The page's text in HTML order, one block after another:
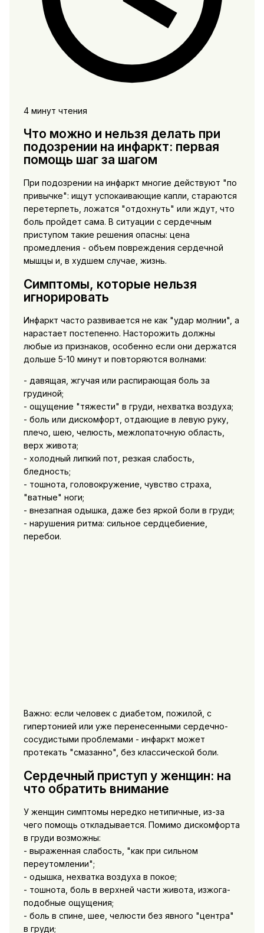
4 минут чтения
Что можно и нельзя делать при
подозрении на инфаркт: первая
помощь шаг за шагом
При подозрении на инфаркт многие действуют "по
привычке": ищут успокаивающие капли, стараются
перетерпеть, ложатся "отдохнуть" или ждут, что
боль пройдет сама. В ситуации с сердечным
приступом такие решения опасны: цена
промедления - объем повреждения сердечной
мышцы и, в худшем случае, жизнь.
Симптомы, которые нельзя
игнорировать
Инфаркт часто развивается не как "удар молнии", а
нарастает постепенно. Насторожить должны
любые из признаков, особенно если они держатся
дольше 5-10 минут и повторяются волнами:
- давящая, жгучая или распирающая боль за
грудиной;
- ощущение "тяжести" в груди, нехватка воздуха;
- боль или дискомфорт, отдающие в левую руку,
плечо, шею, челюсть, межлопаточную область,
верх живота;
- холодный липкий пот, резкая слабость,
бледность;
- тошнота, головокружение, чувство страха,
"ватные" ноги;
- внезапная одышка, даже без яркой боли в груди;
- нарушения ритма: сильное сердцебиение,
перебои.
Важно: если человек с диабетом, пожилой, с
гипертонией или уже перенесенными сердечно-
сосудистыми проблемами - инфаркт может
протекать "смазанно", без классической боли.
Сердечный приступ у женщин: на
что обратить внимание
У женщин симптомы нередко нетипичные, из-за
чего помощь откладывается. Помимо дискомфорта
в груди возможны:
- выраженная слабость, "как при сильном
переутомлении";
- одышка, нехватка воздуха в покое;
- тошнота, боль в верхней части живота, изжога-
подобные ощущения;
- боль в спине, шее, челюсти без явного "центра"
в груди;